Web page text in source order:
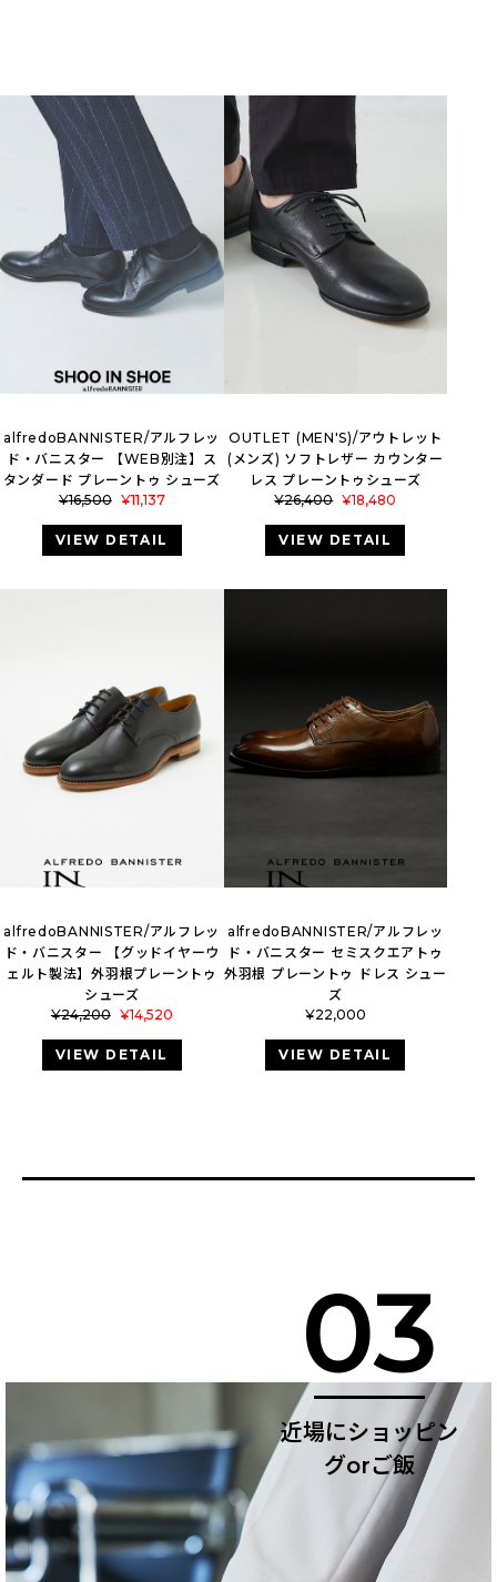
alfredoBANNISTER/アルフレッ
ド・バニスター 【WEB別注】ス
タンダード プレーントゥ シューズ
¥16,500 ¥11,137
VIEW DETAIL
OUTLET (MEN'S)/アウトレット
(メンズ) ソフトレザー カウンター
レス プレーントゥシューズ
¥26,400 ¥18,480
VIEW DETAIL
alfredoBANNISTER/アルフレッ
ド・バニスター 【グッドイヤーウ
ェルト製法】外羽根プレーントゥ
シューズ
¥24,200 ¥14,520
VIEW DETAIL
alfredoBANNISTER/アルフレッ
ド・バニスター セミスクエアトゥ
外羽根 プレーントゥ ドレス シュー
ズ
¥22,000
VIEW DETAIL
03
近場にショッピン
グorご飯